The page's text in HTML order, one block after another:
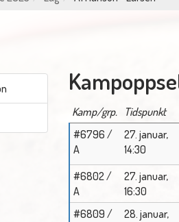
Kamp/grp. Tidspunkt
#6796 /
A
27. januar,
14:30
#6802 /
A
27. januar,
16:30
#6809 /
28. januar,